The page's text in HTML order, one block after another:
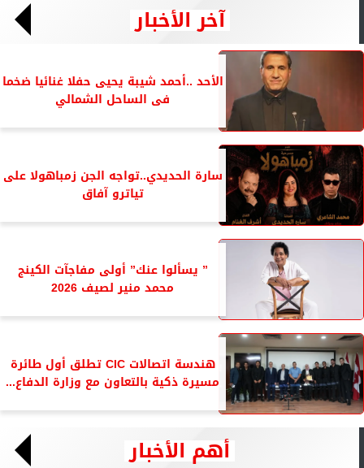
آخر الأخبار
الأحد ..أحمد شيبة يحيى حفلا غنائيا ضخما
فى الساحل الشمالي
سارة الحديدي..تواجه الجن زمباهولا على
تياترو آفاق
” يسألوا عنك” أولى مفاجآت الكينج
محمد منير لصيف 2026
هندسة اتصالات CIC تطلق أول طائرة
مسيرة ذكية بالتعاون مع وزارة الدفاع...
أهم الأخبار